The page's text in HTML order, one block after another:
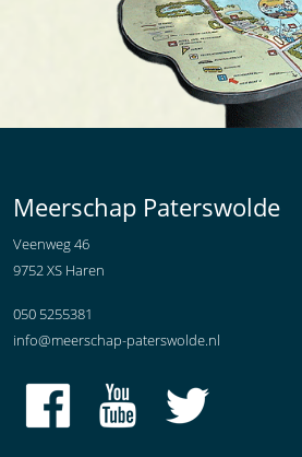
Meerschap Paterswolde
Veenweg 46
9752 XS Haren
050 5255381
info@meerschap-paterswolde.nl